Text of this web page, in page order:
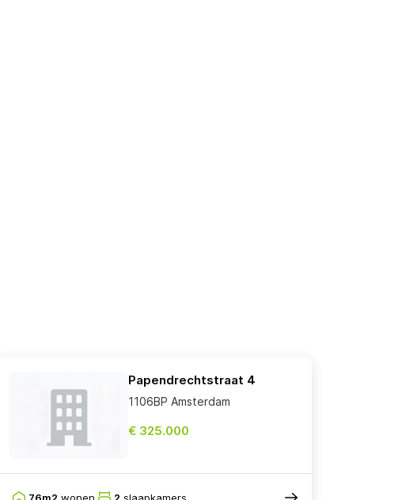
Papendrechtstraat 4
1106BP Amsterdam
€ 325.000